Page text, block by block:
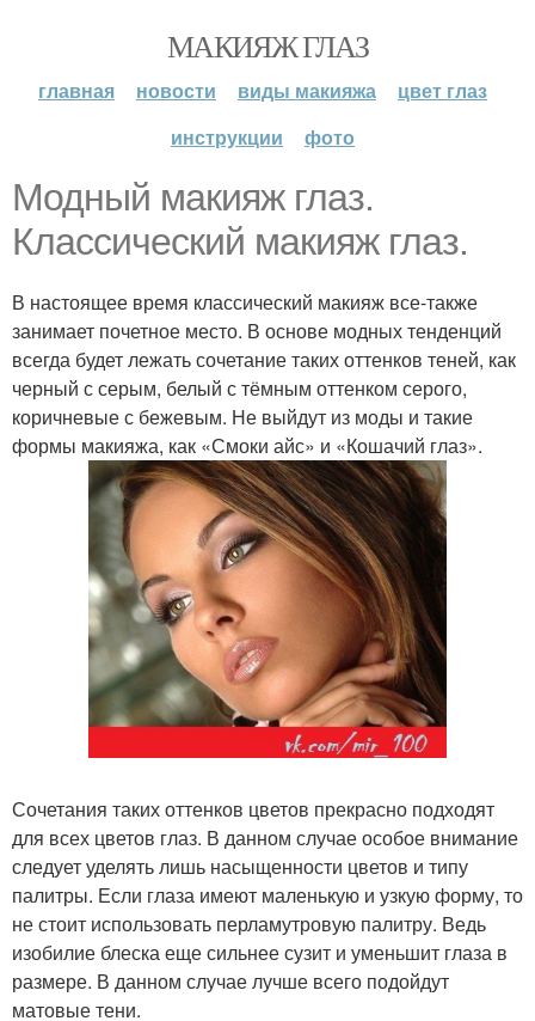
МАКИЯЖ ГЛАЗ
главная новости виды макияжа
цвет глаз
инструкции
фото
Модный макияж глаз.
Классический макияж глаз.
В настоящее время классический макияж все-также
занимает почетное место. В основе модных тенденций
всегда будет лежать сочетание таких оттенков теней, как
черный с серым, белый с тёмным оттенком серого,
коричневые с бежевым. Не выйдут из моды и такие
формы макияжа, как «Смоки айс» и «Кошачий глаз».
Сочетания таких оттенков цветов прекрасно подходят
для всех цветов глаз. В данном случае особое внимание
следует уделять лишь насыщенности цветов и типу
палитры. Если глаза имеют маленькую и узкую форму, то
не стоит использовать перламутровую палитру. Ведь
изобилие блеска еще сильнее сузит и уменьшит глаза в
размере. В данном случае лучше всего подойдут
матовые тени.